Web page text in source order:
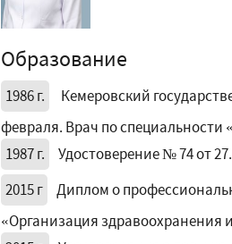
Образование
1986 г.
Кемеровский
февраля. Врач по специальности
1987 г.
Удостоверение № 74 от
2015 г
Диплом о
«Организация здравоохранения